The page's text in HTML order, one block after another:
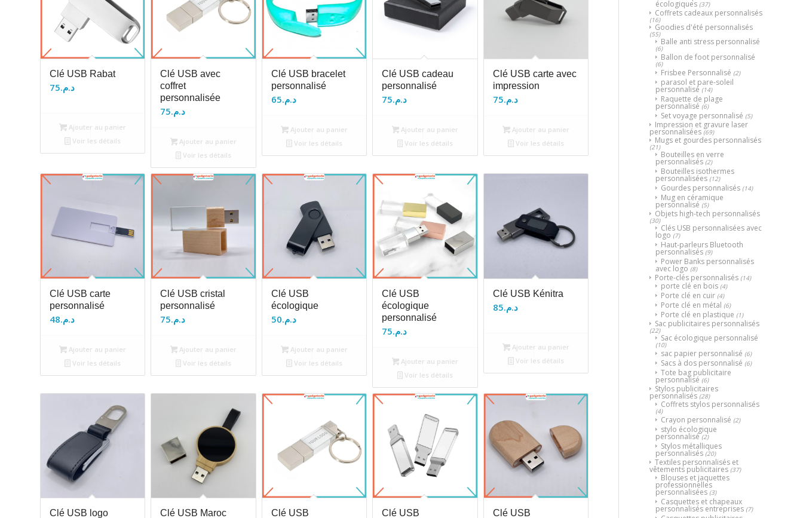
Clé USB Rabat
د.م.75
Ajouter au panier
Voir les détails
Clé USB avec
coffret
personnalisée
د.م.75
Ajouter au panier
Voir les détails
Clé USB bracelet
personnalisé
د.م.65
Ajouter au panier
Voir les détails
Clé USB cadeau
personnalisé
د.م.75
Ajouter au panier
Voir les détails
Clé USB carte avec
impression
د.م.75
Ajouter au panier
Voir les détails
Clé USB carte
personnalisé
د.م.48
Ajouter au panier
Voir les détails
Clé USB cristal
personnalisé
د.م.75
Ajouter au panier
Voir les détails
Clé USB
écologique
د.م.50
Ajouter au panier
Voir les détails
Clé USB
écologique
personnalisé
د.م.75
Ajouter au panier
Voir les détails
Clé USB Kénitra
د.م.85
Ajouter au panier
Voir les détails
Clé USB logo
Clé USB Maroc
Clé USB
Clé USB
Clé USB
écologiques (37)
Coffrets cadeaux personnalisés
(16)
Goodies d'été personnalisés
(55)
Balle anti stress personnalisé
(6)
Ballon de foot personnalisé
(6)
Frisbee Personnalisé (2)
parasol et pare-soleil
personnalisé (14)
Raquette de plage
personnalisé (6)
Set voyage personnalisé (5)
Impression et gravure laser
personnalisées (69)
Mugs et gourdes personnalisés
(21)
Bouteilles en verre
personnalisés (2)
Bouteilles isothermes
personnalisées (12)
Gourdes personnalisés (14)
Mug en céramique
personnalisé (5)
Objets high-tech personnalisés
(30)
Clés USB personnalisées avec
logo (7)
Haut-parleurs Bluetooth
personnalisés (9)
Power Banks personnalisés
avec logo (8)
Porte-clés personnalisés (14)
porte clé en bois (4)
Porte clé en cuir (4)
Porte clé en métal (6)
Porte clé en plastique (1)
Sac publicitaires personnalisés
(22)
Sac écologique personnalisé
(10)
sac papier personnalisé (6)
Sacs à dos personnalisé (6)
Tote bag publicitaire
personnalisé (6)
Stylos publicitaires
personnalisés (28)
Coffrets stylos personnalisés
(4)
Crayon personnalisé (2)
stylo écologique
personnalisé (2)
Stylos métalliques
personnalisés (20)
Textiles personnalisés et
vêtements publicitaires (37)
Blouses et jaquettes
professionnelles
personnalisées (3)
Casquettes et chapeaux
personnalisés entreprises (7)